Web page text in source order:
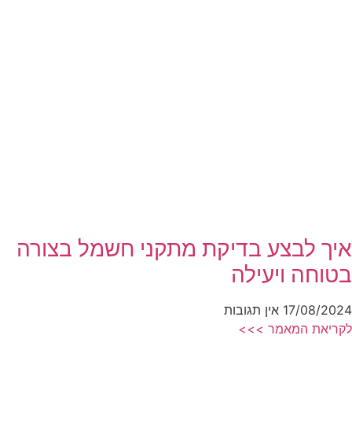
איך לבצע בדיקת מתקני חשמל בצורה
בטוחה ויעילה
17/08/2024 אין תגובות
לקריאת המאמר >>>